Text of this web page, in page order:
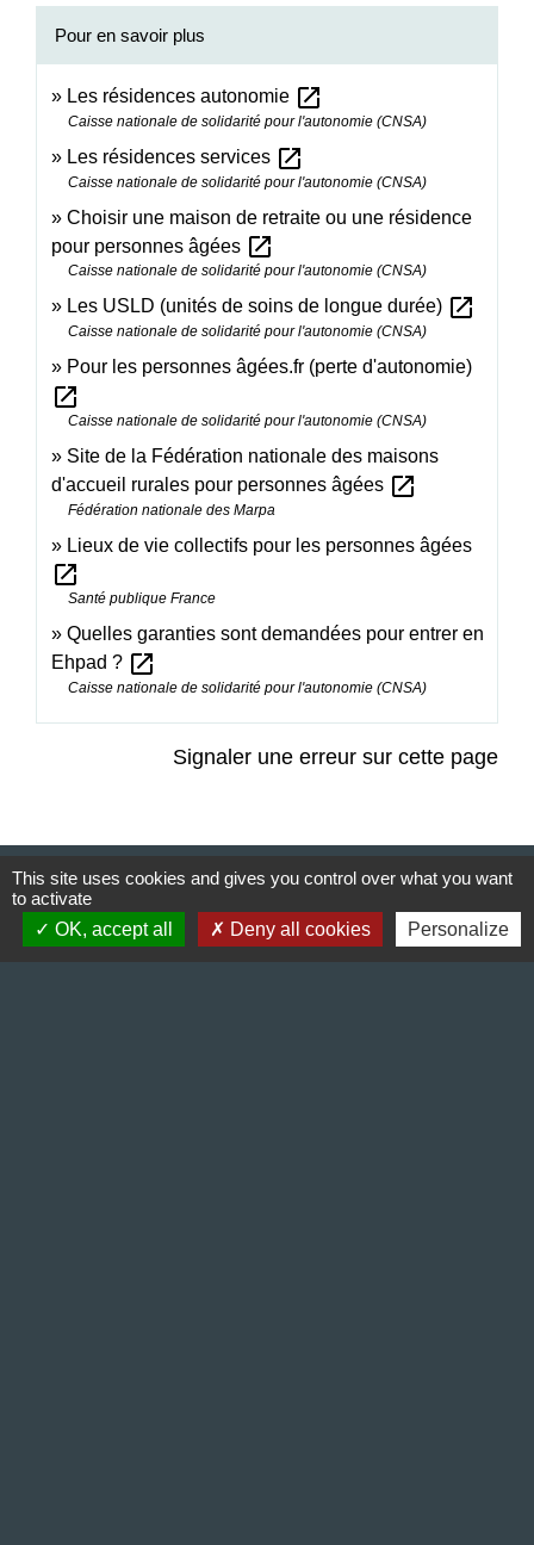
Pour en savoir plus
Les résidences autonomie open_in_new
Caisse nationale de solidarité pour l'autonomie (CNSA)
Les résidences services open_in_new
Caisse nationale de solidarité pour l'autonomie (CNSA)
Choisir une maison de retraite ou une résidence
pour personnes âgées open_in_new
Caisse nationale de solidarité pour l'autonomie (CNSA)
Les USLD (unités de soins de longue durée) open_in_new
Caisse nationale de solidarité pour l'autonomie (CNSA)
Pour les personnes âgées.fr (perte d'autonomie)
open_in_new
Caisse nationale de solidarité pour l'autonomie (CNSA)
Site de la Fédération nationale des maisons
d'accueil rurales pour personnes âgées open_in_new
Fédération nationale des Marpa
Lieux de vie collectifs pour les personnes âgées
open_in_new
Santé publique France
Quelles garanties sont demandées pour entrer en
Ehpad ? open_in_new
Caisse nationale de solidarité pour l'autonomie (CNSA)
Signaler une erreur sur cette page
Contact & Horaires
Commune de Gillonnay
This site uses cookies and gives you control over what you want
to activate
OK, accept all
Deny all cookies Personalize